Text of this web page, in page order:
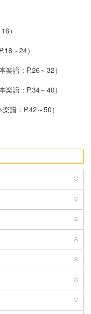
）
～24）
本楽譜：P.26～32）
本楽譜：P.34～40）
楽譜：P.42～50）